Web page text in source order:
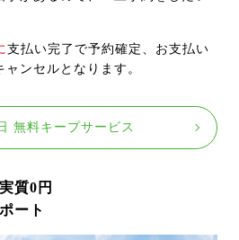
支払い完了で予約確定、お支払い
ンセルとなります。
無料キープサービス
質0円
ート